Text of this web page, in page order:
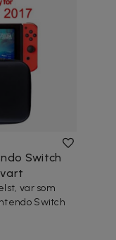
Switch
var som
Switch